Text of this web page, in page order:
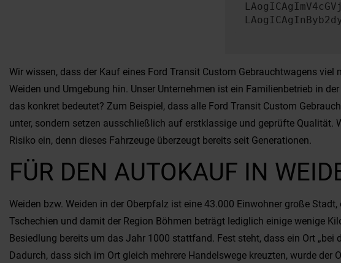
Wir wissen, dass der Kauf eines Ford Transit Custom Gebrauchtwagens
Weiden und Umgebung hin. Unser Unternehmen ist ein Familienbetrieb in
das konkret bedeutet? Zum Beispiel, dass alle Ford Transit Custom
unter, sondern setzen ausschließlich auf erstklassige und geprüfte
Risiko ein, denn dieses Fahrzeuge überzeugt bereits seit Generationen.
FÜR DEN AUTOKAUF IN
Weiden bzw. Weiden in der Oberpfalz ist eine 43.000 Einwohner große
Tschechien und damit der Region Böhmen beträgt lediglich einige wenige
Besiedlung bereits um das Jahr 1000 stattfand. Fest steht, dass ein Ort
Dadurch, dass sich im Ort gleich mehrere Handelswege kreuzten, wurde